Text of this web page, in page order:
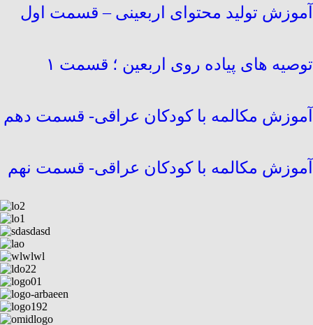
آموزش تولید محتوای اربعینی – قسمت اول
توصیه های پیاده روی اربعین ؛ قسمت ۱
آموزش مکالمه با کودکان عراقی- قسمت دهم
آموزش مکالمه با کودکان عراقی- قسمت نهم